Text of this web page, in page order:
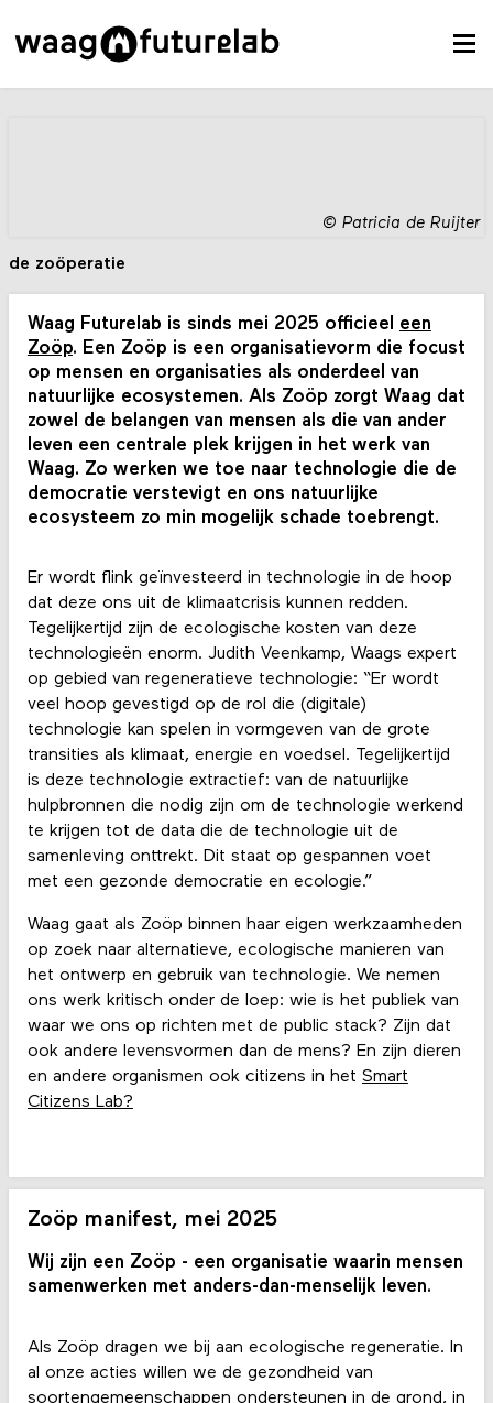
© Patricia de Ruijter
de zoöperatie
Waag Futurelab is sinds mei 2025 officieel een
Zoöp. Een Zoöp is een organisatievorm die focust
op mensen en organisaties als onderdeel van
natuurlijke ecosystemen. Als Zoöp zorgt Waag dat
zowel de belangen van mensen als die van ander
leven een centrale plek krijgen in het werk van
Waag. Zo werken we toe naar technologie die de
democratie verstevigt en ons natuurlijke
ecosysteem zo min mogelijk schade toebrengt.
Er wordt flink geïnvesteerd in technologie in de hoop
dat deze ons uit de klimaatcrisis kunnen redden.
Tegelijkertijd zijn de ecologische kosten van deze
technologieën enorm. Judith Veenkamp, Waags expert
op gebied van regeneratieve technologie: “Er wordt
veel hoop gevestigd op de rol die (digitale)
technologie kan spelen in vormgeven van de grote
transities als klimaat, energie en voedsel. Tegelijkertijd
is deze technologie extractief: van de natuurlijke
hulpbronnen die nodig zijn om de technologie werkend
te krijgen tot de data die de technologie uit de
samenleving onttrekt. Dit staat op gespannen voet
met een gezonde democratie en ecologie.”
Waag gaat als Zoöp binnen haar eigen werkzaamheden
op zoek naar alternatieve, ecologische manieren van
het ontwerp en gebruik van technologie. We nemen
ons werk kritisch onder de loep: wie is het publiek van
waar we ons op richten met de public stack? Zijn dat
ook andere levensvormen dan de mens? En zijn dieren
en andere organismen ook citizens in het Smart
Citizens Lab?
Zoöp manifest, mei 2025
Wij zijn een Zoöp - een organisatie waarin mensen
samenwerken met anders-dan-menselijk leven.
Als Zoöp dragen we bij aan ecologische regeneratie. In
al onze acties willen we de gezondheid van
soortengemeenschappen ondersteunen in de grond, in